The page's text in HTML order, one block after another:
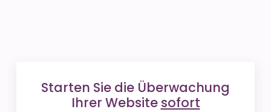
Starten Sie die Überwachung
Ihrer Website sofort